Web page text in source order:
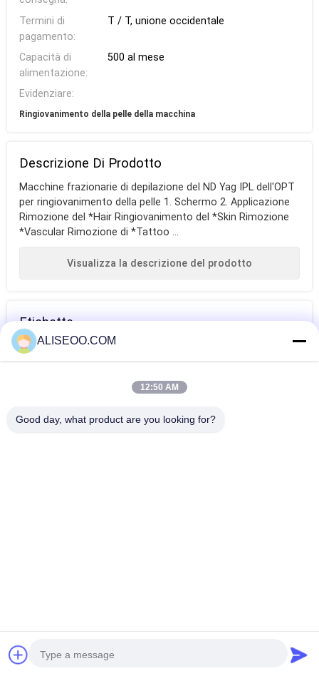
Termini di
pagamento:
T / T, unione occidentale
Capacità di
alimentazione:
500 al mese
Evidenziare:
Ringiovanimento della pelle della macchina
Descrizione Di Prodotto
Macchine frazionarie di depilazione del ND Yag IPL dell'OPT
per ringiovanimento della pelle 1. Schermo 2. Applicazione
Rimozione del *Hair Ringiovanimento del *Skin Rimozione
*Vascular Rimozione di *Tattoo ...
Visualizza la descrizione del prodotto
Etichette
macchina di
macchina dei
capelli del laser
macchina
ALISEOO.COM
12:50 AM
Good day, what product are you looking for?